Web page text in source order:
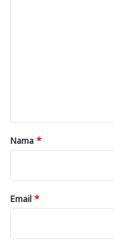
rNama *
Email *